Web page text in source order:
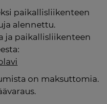
paikallisliikenteen
alennettu.
ja paikallisliikenteen
on maksuttomia.